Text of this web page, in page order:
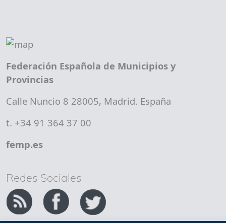
Federación Española de Municipios y
Provincias
Calle Nuncio 8 28005, Madrid. España
t. +34 91 364 37 00
femp.es
Redes Sociales